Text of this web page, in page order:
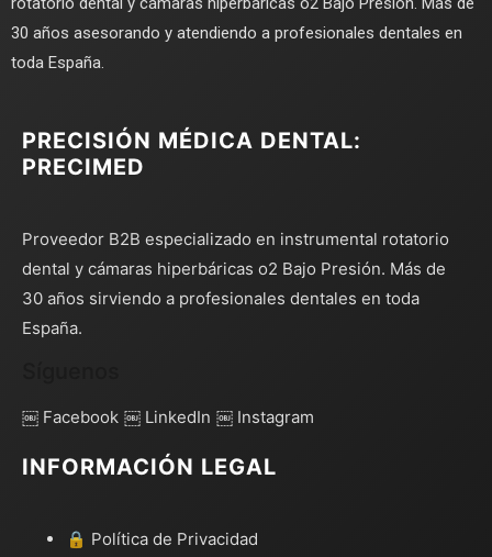
30 años asesorando y atendiendo a profesionales dentales en
toda España.
PRECISIÓN MÉDICA DENTAL:
PRECIMED
Proveedor B2B especializado en instrumental rotatorio
dental y cámaras hiperbáricas o2 Bajo Presión. Más de
30 años sirviendo a profesionales dentales en toda
España.
￼ Facebook ￼ LinkedIn ￼ Instagram
INFORMACIÓN LEGAL
🔒 Política de Privacidad